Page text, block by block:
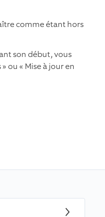
comme étant hors
son début, vous
ou « Mise à jour en